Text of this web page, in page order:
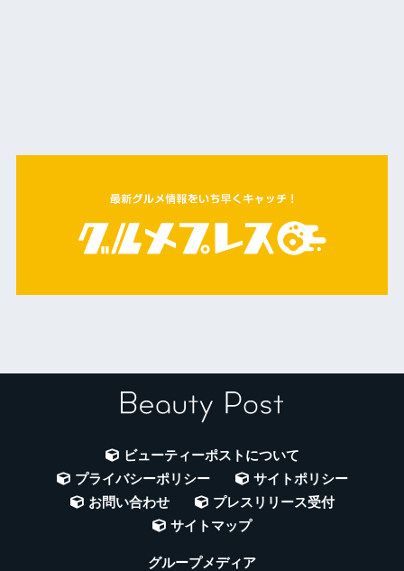
ビューティーポストについて
プライバシーポリシー
サイトポリシー
お問い合わせ
プレスリリース受付
サイトマップ
グループメディア